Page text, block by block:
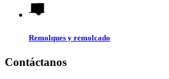
Remolques y remolcado
Contáctanos